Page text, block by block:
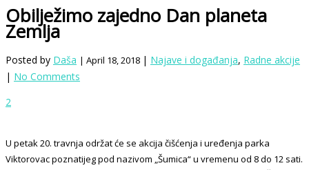
Obilježimo zajedno Dan planeta
Zemlja
Posted by Daša | April 18, 2018 | Najave i događanja, Radne akcije
| No Comments
2
U petak 20. travnja održat će se akcija čišćenja i uređenja parka
Viktorovac poznatijeg pod nazivom „Šumica“ u vremenu od 8 do 12 sati.